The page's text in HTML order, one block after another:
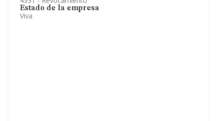
Estado de la empresa
Viva